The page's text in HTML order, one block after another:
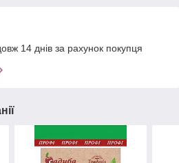
14 днів за рахунок покупця